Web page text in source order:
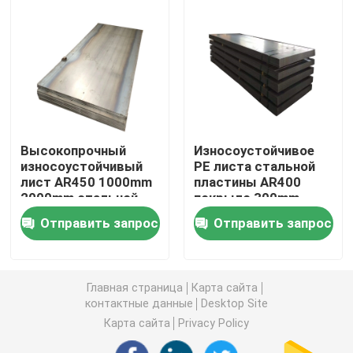
Алюминиевая круглая труба
Алюминиевый круглый бар
Лист углерода стальной
Алюминиевая квадратная трубка
Тонкие алюминиевые прокладки
круглый алюминиевый лист
Алюминиевая трубка катушки
Высокопрочный
износоустойчивый
лист AR450 1000mm
2000mm стальной
пластины
Отправить запрос
Износоустойчивое
PE листа стальной
пластины AR400
покрыло 300mm
Отправить запрос
Главная страница
Карта сайта
контактные данные
Desktop Site
Карта сайта
Privacy Policy